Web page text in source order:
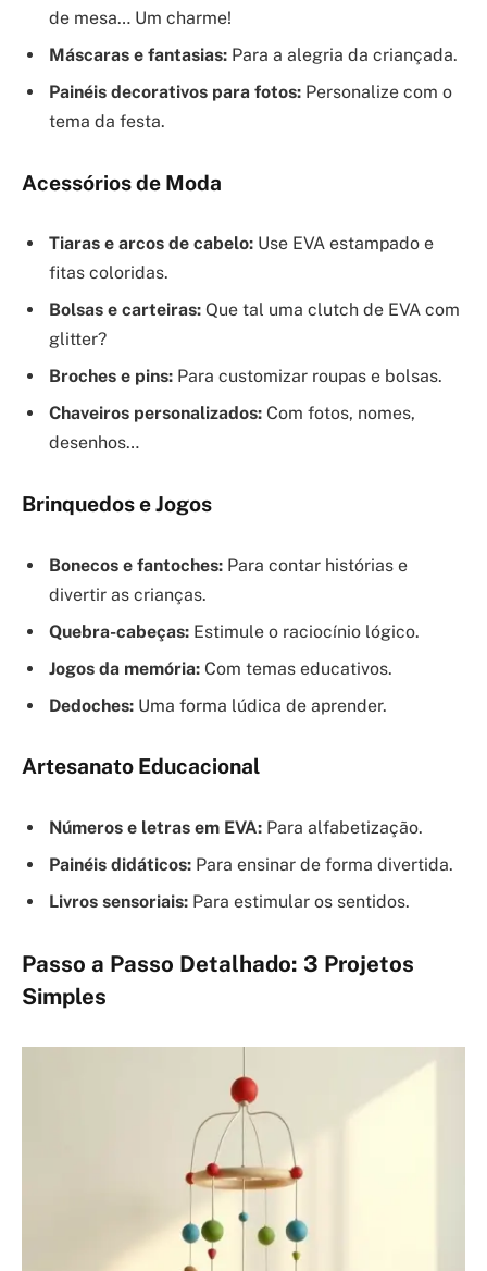
de mesa… Um charme!
Máscaras e fantasias: Para a alegria da criançada.
Painéis decorativos para fotos: Personalize com o
tema da festa.
Acessórios de Moda
Tiaras e arcos de cabelo: Use EVA estampado e
fitas coloridas.
Bolsas e carteiras: Que tal uma clutch de EVA com
glitter?
Broches e pins: Para customizar roupas e bolsas.
Chaveiros personalizados: Com fotos, nomes,
desenhos…
Brinquedos e Jogos
Bonecos e fantoches: Para contar histórias e
divertir as crianças.
Quebra-cabeças: Estimule o raciocínio lógico.
Jogos da memória: Com temas educativos.
Dedoches: Uma forma lúdica de aprender.
Artesanato Educacional
Números e letras em EVA: Para alfabetização.
Painéis didáticos: Para ensinar de forma divertida.
Livros sensoriais: Para estimular os sentidos.
Passo a Passo Detalhado: 3 Projetos
Simples